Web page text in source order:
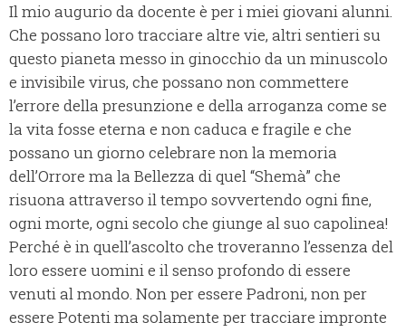
Il mio augurio da docente è per i miei giovani alunni.
Che possano loro tracciare altre vie, altri sentieri su
questo pianeta messo in ginocchio da un minuscolo
e invisibile virus, che possano non commettere
l’errore della presunzione e della arroganza come se
la vita fosse eterna e non caduca e fragile e che
possano un giorno celebrare non la memoria
dell’Orrore ma la Bellezza di quel “Shemà” che
risuona attraverso il tempo sovvertendo ogni fine,
ogni morte, ogni secolo che giunge al suo capolinea!
Perché è in quell’ascolto che troveranno l’essenza del
loro essere uomini e il senso profondo di essere
venuti al mondo. Non per essere Padroni, non per
essere Potenti ma solamente per tracciare impronte